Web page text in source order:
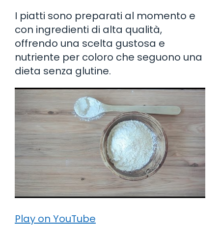
I piatti sono preparati al momento e
con ingredienti di alta qualità,
offrendo una scelta gustosa e
nutriente per coloro che seguono una
dieta senza glutine.
Play on YouTube